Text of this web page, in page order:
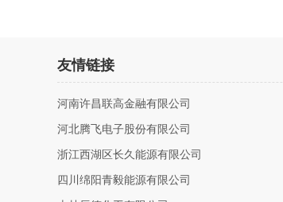
友情链接
河南许昌联高金融有限公司
河北腾飞电子股份有限公司
浙江西湖区长久能源有限公司
四川绵阳青毅能源有限公司